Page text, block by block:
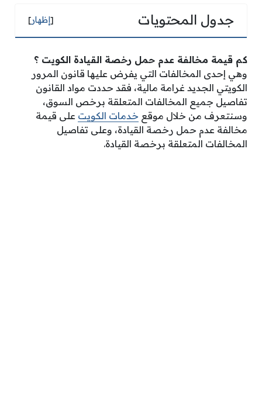
جدول المحتويات [إظهار]
كم قيمة مخالفة عدم حمل رخصة القيادة الكويت ؟
وهي إحدى المخالفات التي يفرض عليها قانون المرور
الكويتي الجديد غرامة مالية، فقد حددت مواد القانون
تفاصيل جميع المخالفات المتعلقة برخص السوق،
وسنتعرف من خلال موقع خدمات الكويت على قيمة
مخالفة عدم حمل رخصة القيادة، وعلى تفاصيل
المخالفات المتعلقة برخصة القيادة.